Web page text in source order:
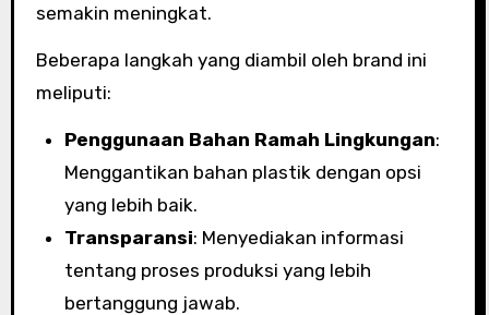
semakin meningkat.
Beberapa langkah yang diambil oleh brand ini
meliputi:
Penggunaan Bahan Ramah Lingkungan:
Menggantikan bahan plastik dengan opsi
yang lebih baik.
Transparansi: Menyediakan informasi
tentang proses produksi yang lebih
bertanggung jawab.